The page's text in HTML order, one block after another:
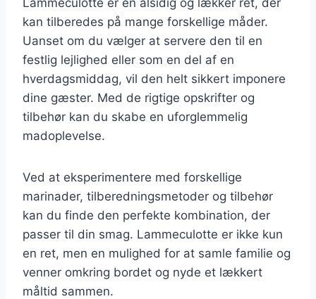
kan tilberedes på mange forskellige måder.
Uanset om du vælger at servere den til en
festlig lejlighed eller som en del af en
hverdagsmiddag, vil den helt sikkert imponere
dine gæster. Med de rigtige opskrifter og
tilbehør kan du skabe en uforglemmelig
madoplevelse.
Ved at eksperimentere med forskellige
marinader, tilberedningsmetoder og tilbehør
kan du finde den perfekte kombination, der
passer til din smag. Lammeculotte er ikke kun
en ret, men en mulighed for at samle familie og
venner omkring bordet og nyde et lækkert
måltid sammen.